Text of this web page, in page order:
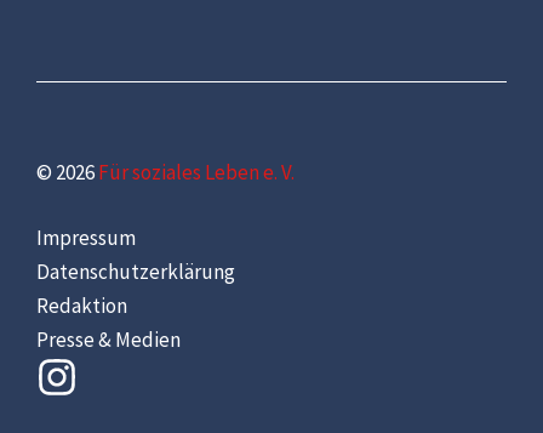
© 2026Für soziales Leben e. V.
Impressum
Datenschutzerklärung
Redaktion
Presse & Medien